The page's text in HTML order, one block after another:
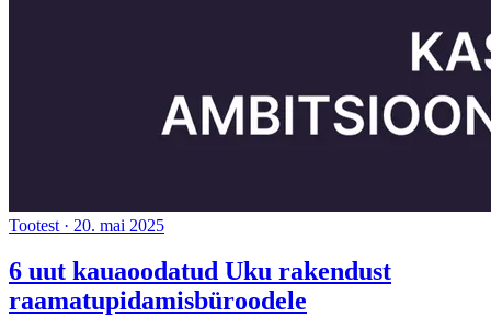
Tootest · 20. mai 2025
6 uut kauaoodatud Uku rakendust
raamatupidamisbüroodele